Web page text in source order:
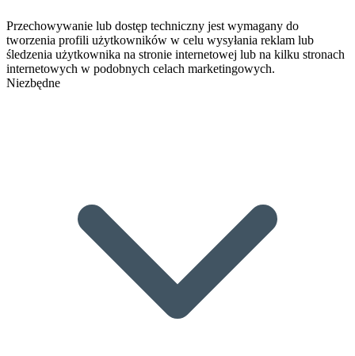
Przechowywanie lub dostęp techniczny jest wymagany do
tworzenia profili użytkowników w celu wysyłania reklam lub
śledzenia użytkownika na stronie internetowej lub na kilku stronach
internetowych w podobnych celach marketingowych.
Niezbędne